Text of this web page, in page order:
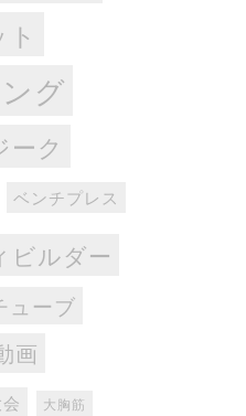
グ
ーク
ベンチプレス
ビルダー
ューブ
画
大胸筋